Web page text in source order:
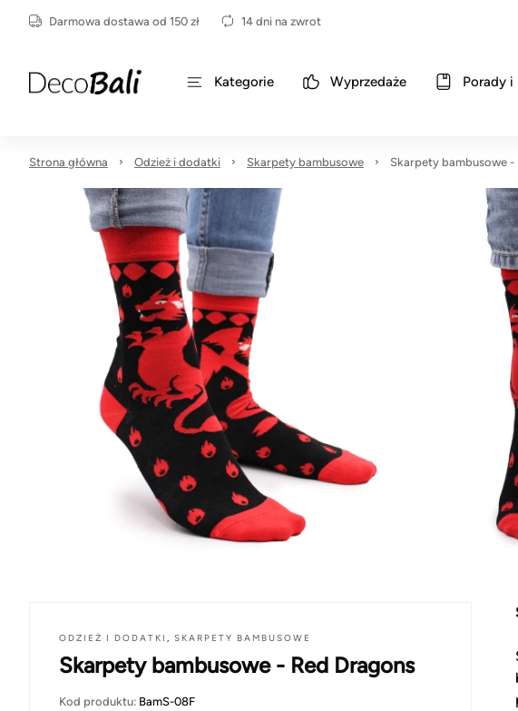
Darmowa dostawa od 150 zł 14 dni na zwrot
Kategorie Wyprzedaże Porady i
Strona główna Odzież i dodatki Skarpety bambusowe Skarpety bambusowe -
ODZIEŻ I DODATKI , SKARPETY BAMBUSOWE
Skarpety bambusowe - Red Dragons
Kod produktu: BamS-08F